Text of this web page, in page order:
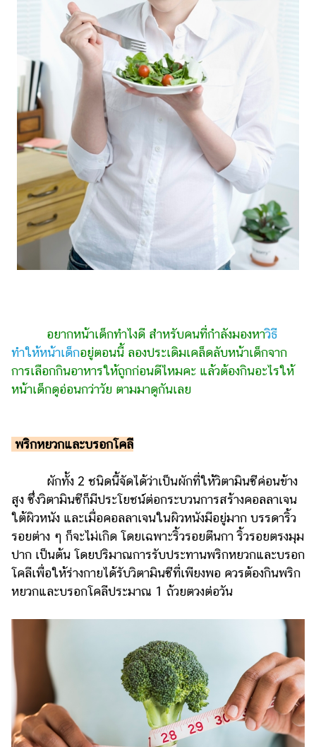
เที่ยว
สูตร
อาหาร
ง่ายๆ
ช้อป
ปิ้ง
รถยนต์
บ้าน
การ
ราคา
ทอง
ราคา
วา
แต่งงาน
แม่
และ
เด็ก
เลี้ยง
บริการ
แอปฯ
กระปุก
อยากหน้าเด็กทำไงดี สำหรับคนที่กำลังมองหาวิธี
ทำให้หน้าเด็กอยู่ตอนนี้ ลองประเดิมเคล็ดลับหน้าเด็กจาก
การเลือกกินอาหารให้ถูกก่อนดีไหมคะ แล้วต้องกินอะไรให้
หน้าเด็กดูอ่อนกว่าวัย ตามมาดูกันเลย
พริกหยวกและบรอกโคลี
ผักทั้ง 2 ชนิดนี้จัดได้ว่าเป็นผักที่ให้วิตามินซีค่อนข้าง
สูง ซึ่งวิตามินซีก็มีประโยชน์ต่อกระบวนการสร้างคอลลาเจน
ใต้ผิวหนัง และเมื่อคอลลาเจนในผิวหนังมีอยู่มาก บรรดาริ้ว
รอยต่าง ๆ ก็จะไม่เกิด โดยเฉพาะริ้วรอยตีนกา ริ้วรอยตรงมุม
ปาก เป็นต้น โดยปริมาณการรับประทานพริกหยวกและบรอก
โคลีเพื่อให้ร่างกายได้รับวิตามินซีที่เพียงพอ ควรต้องกินพริก
หยวกและบรอกโคลีประมาณ​ 1 ถ้วยตวงต่อวัน